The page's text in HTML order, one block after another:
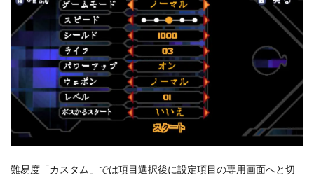
難易度「カスタム」では項目選択後に設定項目の専用画面へと切